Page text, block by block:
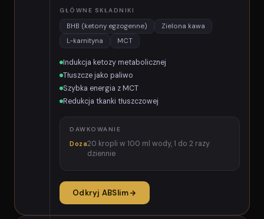
GŁÓWNE SKŁADNIKI
BHB (ketony egzogenne)
Zielona kawa
L-karnityna
MCT
Indukcja ketozy metabolicznej
Tłuszcze jako paliwo
Szybka energia z MCT
Redukcja tkanki tłuszczowej
DAWKOWANIE
Doza20 kropli w 100 ml wody, 1 do 2 razy
dziennie
Odkryj ABSlim